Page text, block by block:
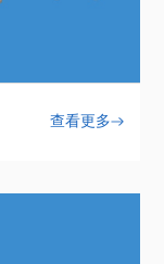
查看更多